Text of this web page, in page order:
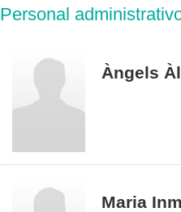
Personal
Àngels
Maria